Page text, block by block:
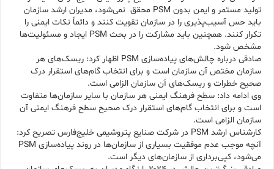
تولید مستمر و ایمن بدون PSM محقق نمی‌شود، مدیران ارشد سازمان
باید حس آسیب‌پذیری را در سازمان تقویت کنند و دائماً نکات ایمنی را
تکرار کنند. همچنین باید مشارکت را در بحث PSM ایجاد و مسئولیت‌ها
مشخص شود.
صادقی درباره چالش‌های پیاده‌سازی PSM اظهار کرد: ریسک‌های هر
سازمان مختص آن سازمان است و برای انتخاب گام‌های استقرار درک
صحیح خطرات و ریسک‌های آن سازمان الزامی است.
وی ادامه داد: سطح فرهنگ ایمنی هر سازمان با سایر سازمان‌ها متفاوت
است و برای انتخاب گام‌های استقرار درک صحیح سطح فرهنگ ایمنی آن
سازمان الزامی است.
کارشناس ارشد PSM در شرکت صنایع پتروشیمی خلیج‌فارس تصریح کرد:
آنچه موجب عدم موفقیت بسیاری از سازمان‌ها در روند پیاده‌سازی PSM
می‌شود، کپی‌برداری از سازمان‌های دیگر است.